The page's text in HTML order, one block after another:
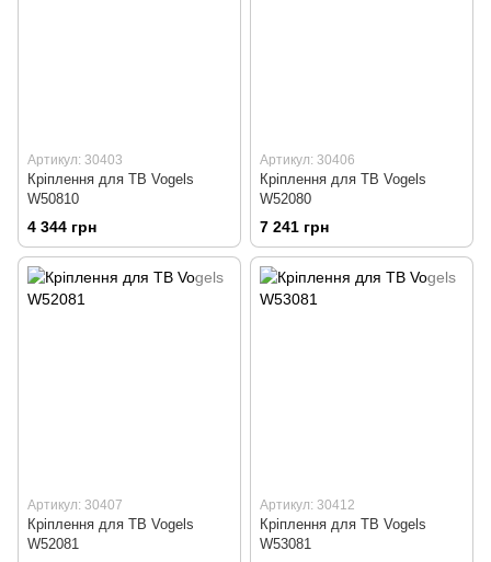
Артикул: 30403
Кріплення для ТВ Vogels
W50810
4 344 грн
Артикул: 30406
Кріплення для ТВ Vogels
W52080
7 241 грн
Артикул: 30407
Кріплення для ТВ Vogels
W52081
Артикул: 30412
Кріплення для ТВ Vogels
W53081